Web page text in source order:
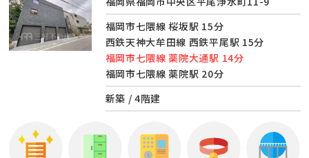
福岡市七隈線 桜坂駅 15分
西鉄天神大牟田線 西鉄平尾駅 15分
福岡市七隈線 薬院大通駅 14分
福岡市七隈線 薬院駅 20分
新築 / 4階建